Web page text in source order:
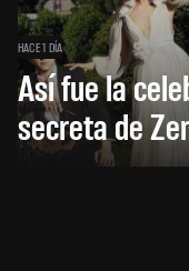
HACE 1 DÍA
Así fue la
secreta de